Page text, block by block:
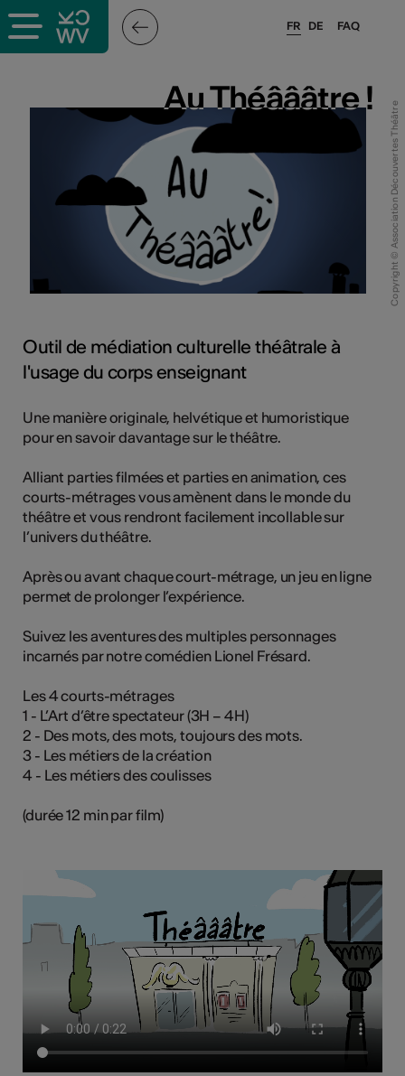
FAQ
FR DE
Au Théâââtre !
Copyright © Association Découvertes Théâtre
Au Théâââtre !
Outil de médiation culturelle théâtrale à
l'usage du corps enseignant
Une manière originale, helvétique et humoristique
pour en savoir davantage sur le théâtre.
Alliant parties filmées et parties en animation, ces
courts-métrages vous amènent dans le monde du
théâtre et vous rendront facilement incollable sur
l’univers du théâtre.
Après ou avant chaque court-métrage, un jeu en ligne
permet de prolonger l’expérience.
Suivez les aventures des multiples personnages
incarnés par notre comédien Lionel Frésard.
Les 4 courts-métrages
1 - L’Art d’être spectateur (3H – 4H)
2 - Des mots, des mots, toujours des mots.
3 - Les métiers de la création
4 - Les métiers des coulisses
(durée 12 min par film)